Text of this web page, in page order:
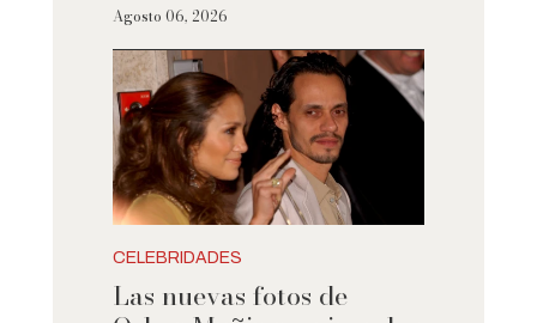
Agosto 06, 2026
CELEBRIDADES
Las nuevas fotos de